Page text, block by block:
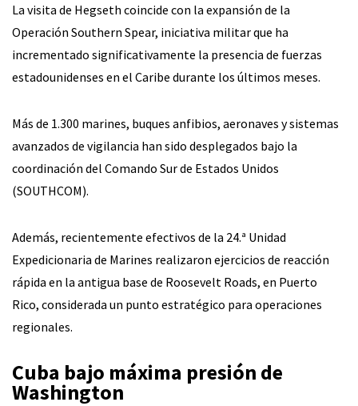
La visita de Hegseth coincide con la expansión de la
Operación Southern Spear, iniciativa militar que ha
incrementado significativamente la presencia de fuerzas
estadounidenses en el Caribe durante los últimos meses.
Más de 1.300 marines, buques anfibios, aeronaves y sistemas
avanzados de vigilancia han sido desplegados bajo la
coordinación del Comando Sur de Estados Unidos
(SOUTHCOM).
Además, recientemente efectivos de la 24.ª Unidad
Expedicionaria de Marines realizaron ejercicios de reacción
rápida en la antigua base de Roosevelt Roads, en Puerto
Rico, considerada un punto estratégico para operaciones
regionales.
Cuba bajo máxima presión de
Washington